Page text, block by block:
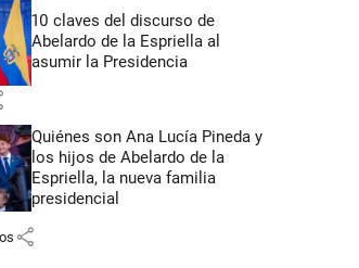
10 claves del discurso de
Abelardo de la Espriella al
asumir la Presidencia
Quiénes son Ana Lucía Pineda y
los hijos de Abelardo de la
Espriella, la nueva familia
presidencial
share